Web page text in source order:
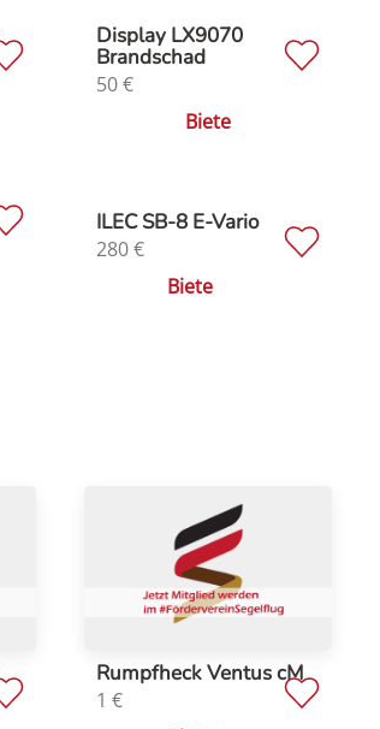
Display LX9070
Brandschad
50€
Biete
ILEC SB-8 E-Vario
280€
Biete
Rumpfheck Ventus cM
1 €